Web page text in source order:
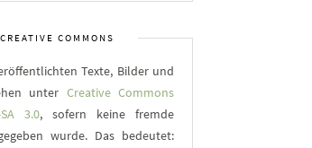
CREATIVE COMMONS
Texte, Bilder und
unter Creative Commons
3.0, sofern keine fremde
wurde. Das bedeutet: